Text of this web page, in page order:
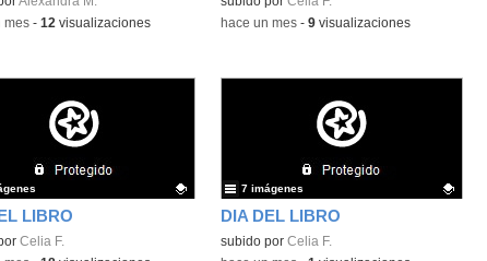
mes- 12 visualizaciones -hace un mes- 9visualizaciones
LIBRO
educativo.
Celia F.
DIA DEL LIBRO
Contenido educativo.
subido por Celia F.
7 imágenes